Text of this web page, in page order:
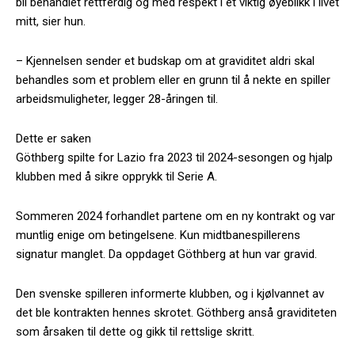
mitt, sier hun.
– Kjennelsen sender et budskap om at graviditet aldri skal
behandles som et problem eller en grunn til å nekte en spiller
arbeidsmuligheter, legger 28-åringen til.
Dette er saken
Göthberg spilte for Lazio fra 2023 til 2024-sesongen og hjalp
klubben med å sikre opprykk til Serie A.
Sommeren 2024 forhandlet partene om en ny kontrakt og var
muntlig enige om betingelsene. Kun midtbanespillerens
signatur manglet. Da oppdaget Göthberg at hun var gravid.
Den svenske spilleren informerte klubben, og i kjølvannet av
det ble kontrakten hennes skrotet. Göthberg anså graviditeten
som årsaken til dette og gikk til rettslige skritt.